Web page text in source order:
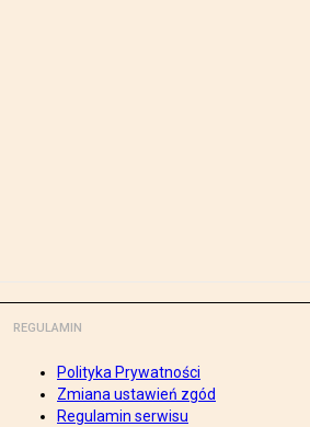
REGULAMIN
Polityka Prywatności
Zmiana ustawień zgód
Regulamin serwisu